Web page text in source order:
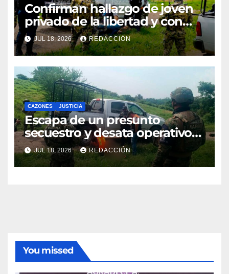
Confirman hallazgo de joven
privado de la libertad y con
huellas de violencia
JUL 18, 2026 REDACCIÓN
CAZONES JUSTICIA
Escapa de un presunto
secuestro y desata operativo
en Cazones
JUL 18, 2026 REDACCIÓN
You missed